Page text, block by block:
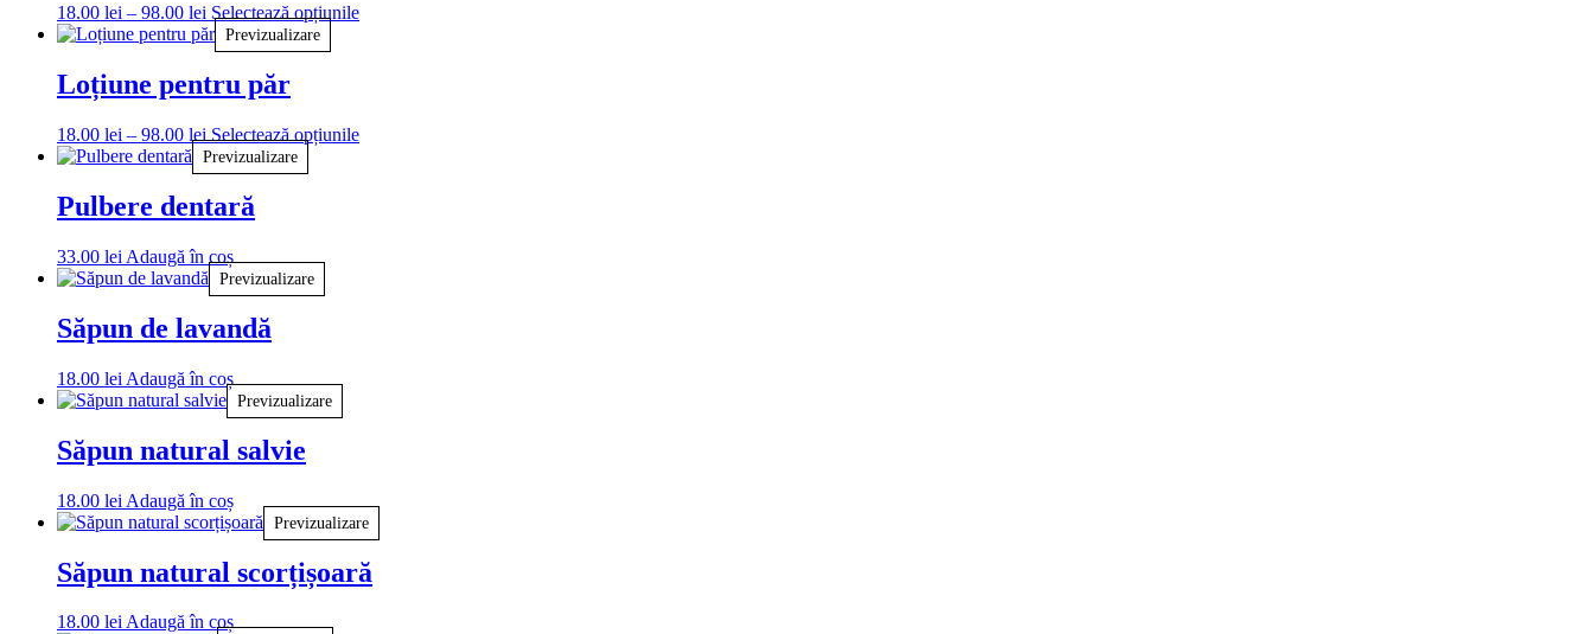
18.00 lei – 98.00 lei Interval
de
prețuri:
18.00 lei
până
98.00 lei
Selectează opțiunileAcest
Opțiunile
Previzualizare
Loțiune pentru păr
18.00 lei – 98.00 lei Interval
de
prețuri:
18.00 lei
până
98.00 lei
Selectează opțiunileAcest
Previzualizare
Pulbere dentară
33.00 lei Adaugă în coș
Previzualizare
Săpun de lavandă
18.00 lei Adaugă în coș
Previzualizare
Săpun natural salvie
18.00 lei Adaugă în coș
Previzualizare
Săpun natural scorțișoară
18.00 leiAdaugă în coș